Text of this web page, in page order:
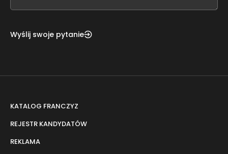
Wyślij swoje pytanie
KATALOG FRANCZYZ
REJESTR KANDYDATÓW
REKLAMA